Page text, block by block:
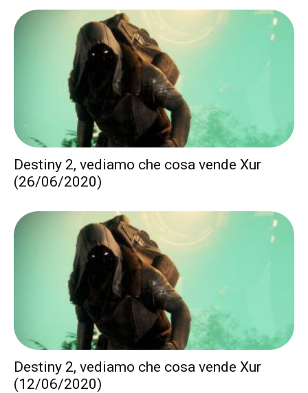
Destiny 2, vediamo che cosa vende Xur
(26/06/2020)
Destiny 2, vediamo che cosa vende Xur
(12/06/2020)